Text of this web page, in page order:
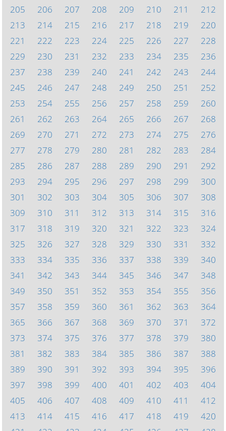
205
206 207 208 209 210 211
212
213
214 215 216 217 218 219
220
221
222 223 224 225 226 227
228
229
230 231 232 233 234 235
236
237
238 239 240 241 242 243
244
245
246 247 248 249 250 251
252
253
254 255 256 257 258 259
260
261
262 263 264 265 266 267
268
269
270 271 272 273 274 275
276
277
278 279 280 281 282 283
284
285
286 287 288 289 290 291
292
293
294 295 296 297 298 299
300
301
302 303 304 305 306 307
308
309
310 311 312 313 314 315
316
317
318 319 320 321 322 323
324
325
326 327 328 329 330 331
332
333
334 335 336 337 338 339
340
341
342 343 344 345 346 347
348
349
350 351 352 353 354 355
356
357
358 359 360 361 362 363
364
365
366 367 368 369 370 371
372
373
374 375 376 377 378 379
380
381
382 383 384 385 386 387
388
389
390 391 392 393 394 395
396
397
398 399 400 401 402 403
404
405
406 407 408 409 410 411
412
413
414 415 416 417 418 419
420